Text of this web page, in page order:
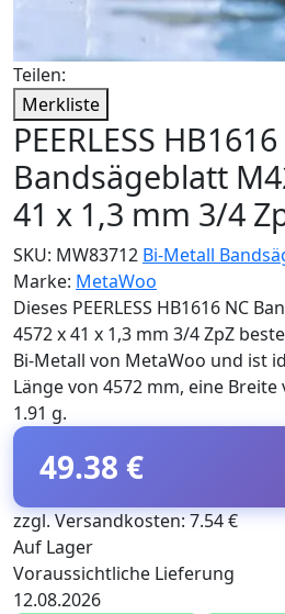
Teilen:
Merkliste
PEERLESS
Bandsägeblatt
41 x 1,3 mm 3/4
SKU: MW83712 Bi-Metall
Marke: MetaWoo
Dieses PEERLESS HB1616 NC
4572 x 41 x 1,3 mm 3/4 ZpZ
Bi-Metall von MetaWoo und ist
Länge von 4572 mm, eine
1.91 g.
49.38 €
zzgl. Versandkosten: 7.54 €
Auf Lager
Voraussichtliche Lieferung
12.08.2026